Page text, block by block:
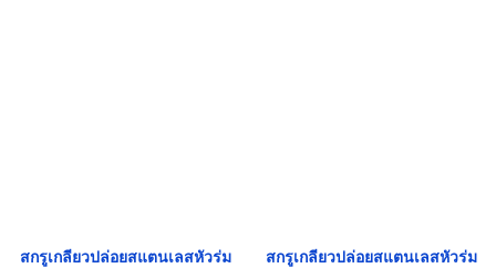
สกรูเกลียวปล่อยสแตนเลสหัวร่ม
สกรูเกลียวปล่อยสแตนเลสหัวร่ม